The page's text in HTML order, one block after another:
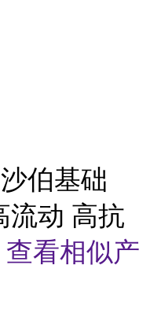
伯基础
流动 高抗
查看相似产